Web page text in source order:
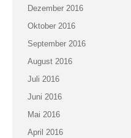
Dezember 2016
Oktober 2016
September 2016
August 2016
Juli 2016
Juni 2016
Mai 2016
April 2016